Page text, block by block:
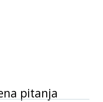
pitanja